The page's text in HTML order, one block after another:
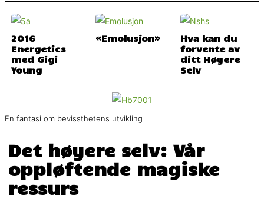
2016
Energetics
med Gigi
Young
«Emolusjon»
Hva kan du
forvente av
ditt Høyere
Selv
En fantasi om bevissthetens utvikling
Det høyere selv: Vår
oppløftende magiske
ressurs